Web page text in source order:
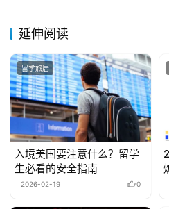
延伸阅读
留学旅居
入境美国要注意什么？留学
生必看的安全指南
2026-02-19 0